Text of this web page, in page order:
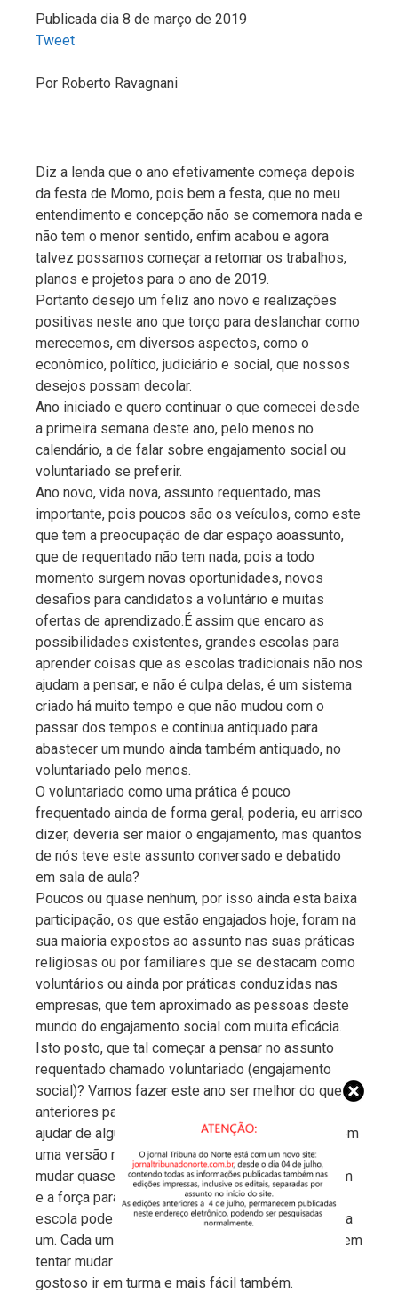
Publicada dia 8 de março de 2019
Tweet
Por Roberto Ravagnani
Diz a lenda que o ano efetivamente começa depois
da festa de Momo, pois bem a festa, que no meu
entendimento e concepção não se comemora nada e
não tem o menor sentido, enfim acabou e agora
talvez possamos começar a retomar os trabalhos,
planos e projetos para o ano de 2019.
Portanto desejo um feliz ano novo e realizações
positivas neste ano que torço para deslanchar como
merecemos, em diversos aspectos, como o
econômico, político, judiciário e social, que nossos
desejos possam decolar.
Ano iniciado e quero continuar o que comecei desde
a primeira semana deste ano, pelo menos no
calendário, a de falar sobre engajamento social ou
voluntariado se preferir.
Ano novo, vida nova, assunto requentado, mas
importante, pois poucos são os veículos, como este
que tem a preocupação de dar espaço aoassunto,
que de requentado não tem nada, pois a todo
momento surgem novas oportunidades, novos
desafios para candidatos a voluntário e muitas
ofertas de aprendizado.É assim que encaro as
possibilidades existentes, grandes escolas para
aprender coisas que as escolas tradicionais não nos
ajudam a pensar, e não é culpa delas, é um sistema
criado há muito tempo e que não mudou com o
passar dos tempos e continua antiquado para
abastecer um mundo ainda também antiquado, no
voluntariado pelo menos.
O voluntariado como uma prática é pouco
frequentado ainda de forma geral, poderia, eu arrisco
dizer, deveria ser maior o engajamento, mas quantos
de nós teve este assunto conversado e debatido
em sala de aula?
Poucos ou quase nenhum, por isso ainda esta baixa
participação, os que estão engajados hoje, foram na
sua maioria expostos ao assunto nas suas práticas
religiosas ou por familiares que se destacam como
voluntários ou ainda por práticas conduzidas nas
empresas, que tem aproximado as pessoas deste
mundo do engajamento social com muita eficácia.
Isto posto, que tal começar a pensar no assunto
requentado chamado voluntariado (engajamento
social)? Vamos fazer este ano ser melhor do que os
anteriores para nós e para aqueles que podemos
ajudar de alguma forma? Vamos nos transformar em
uma versão melhor de nós mesmos? Podemos
mudar quase tudo, desde que tenhamos a coragem
e a força para mudar a nós em primeiro lugar, a
escola pode ajudar, mas a transformação é de cada
um. Cada um se transformando, podemos pensar em
tentar mudar o mundo. Vamos juntos, pois é mais
gostoso ir em turma e mais fácil também.